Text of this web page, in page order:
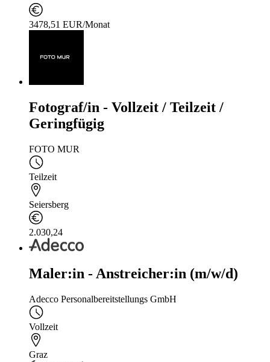
3478,51 EUR/Monat
Fotograf/in - Vollzeit / Teilzeit /
Geringfügig
FOTO MUR
Teilzeit
Seiersberg
2.030,24
Maler:in - Anstreicher:in (m/w/d)
Adecco Personalbereitstellungs GmbH
Vollzeit
Graz